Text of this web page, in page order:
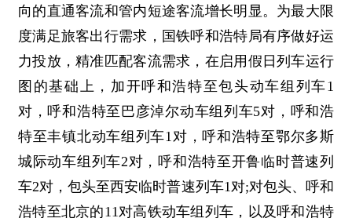
向的直通客流和管内短途客流增长明显。为最大限
度满足旅客出行需求，国铁呼和浩特局有序做好运
力投放，精准匹配客流需求，在启用假日列车运行
图的基础上，加开呼和浩特至包头动车组列车1
对，呼和浩特至巴彦淖尔动车组列车5对，呼和浩
特至丰镇北动车组列车1对，呼和浩特至鄂尔多斯
城际动车组列车2对，呼和浩特至开鲁临时普速列
车2对，包头至西安临时普速列车1对;对包头、呼和
浩特至北京的11对高铁动车组列车，以及呼和浩特